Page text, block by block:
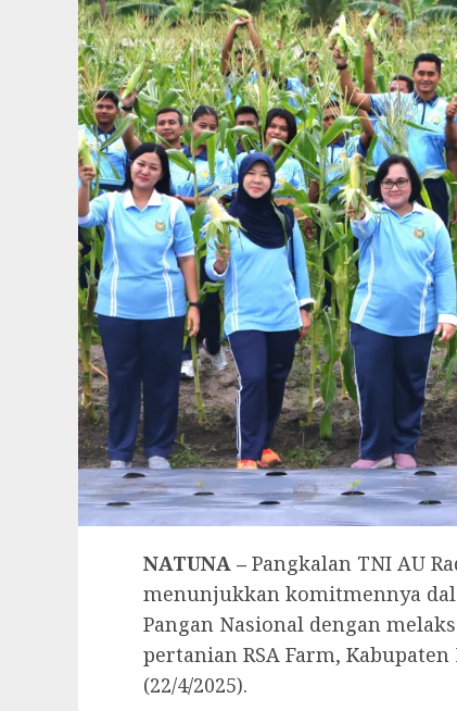
NATUNA – Pangkalan TNI AU
menunjukkan komitmennya
Pangan Nasional dengan
pertanian RSA Farm,
(22/4/2025).